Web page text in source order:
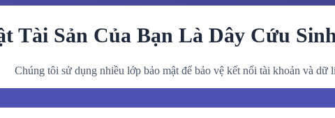
Tài Sản Của Bạn Là Dây Cứu
Chúng tôi sử dụng nhiều lớp bảo mật để bảo vệ kết nối tài khoản và dữ